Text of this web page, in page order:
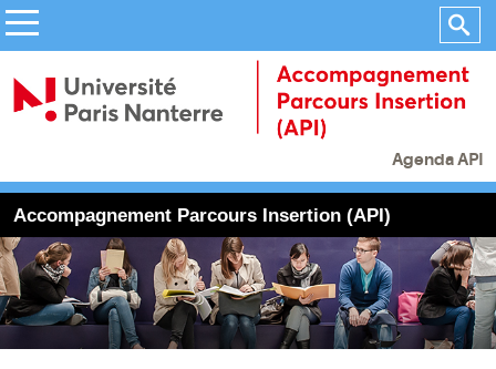
Agenda API
Accompagnement Parcours Insertion (API)